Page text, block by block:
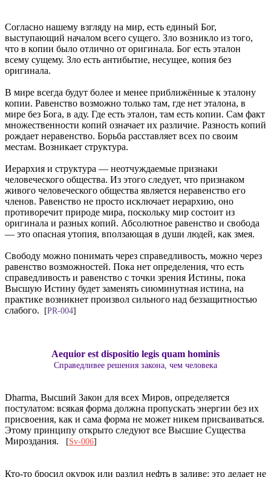
Согласно нашему взгляду на мир, есть единый Бог,
выступающий началом всего сущего. Зло возникло из того,
что в копии было отлично от оригинала. Бог есть эталон
всему сущему. Зло есть антибытие, несущее, копия без
оригинала.
В мире всегда будут более и менее приближённые к эталону
копии. Равенство возможно только там, где нет эталона, в
мире без Бога, в аду. Где есть эталон, там есть копии. Сам факт
множественности копий означает их различие. Разность копий
рождает неравенство. Борьба расставляет всех по своим
местам. Возникает структура.
Иерархия и структура — неотчуждаемые признаки
человеческого общества. Из этого следует, что признаком
живого человеческого общества является неравенство его
членов. Равенство не просто исключает иерархию, оно
противоречит природе мира, поскольку мир состоит из
оригинала и разных копий. Абсолютное равенство и свобода
— это опасная утопия, вползающая в души людей, как змея.
Свободу можно понимать через справедливость, можно через
равенство возможностей. Пока нет определения, что есть
справедливость и равенство с точки зрения Истины, пока
Высшую Истину будет заменять сиюминутная истина, на
практике возникнет произвол сильного над беззащитностью
слабого.
[PR-004]
Aequior est dispositio legis quam hominis
Справедливее решения закона, чем человека
Dharma, Высший Закон для всех Миров, определяется
постулатом: всякая форма должна пропускать энергии без их
присвоения, как и сама форма не может никем присваиваться.
Этому принципу открыто следуют все Высшие Существа
Мироздания.
[Sv-006]
Кто-то бросил окурок или разлил нефть в заливе: это делает не